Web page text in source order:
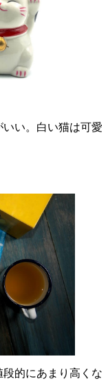
い。白い猫は可愛
的にあまり高くな